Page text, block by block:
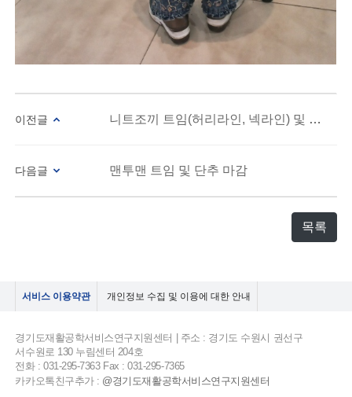
이전글 니트조끼 트임(허리라인, 넥라인) 및 마감
다음글 맨투맨 트임 및 단추 마감
목록
서비스 이용약관 개인정보 수집 및 이용에 대한 안내
경기도재활공학서비스연구지원센터 | 주소 : 경기도 수원시 권선구
서수원로 130 누림센터 204호
전화 : 031-295-7363 Fax : 031-295-7365
카카오톡친구추가 : @경기도재활공학서비스연구지원센터